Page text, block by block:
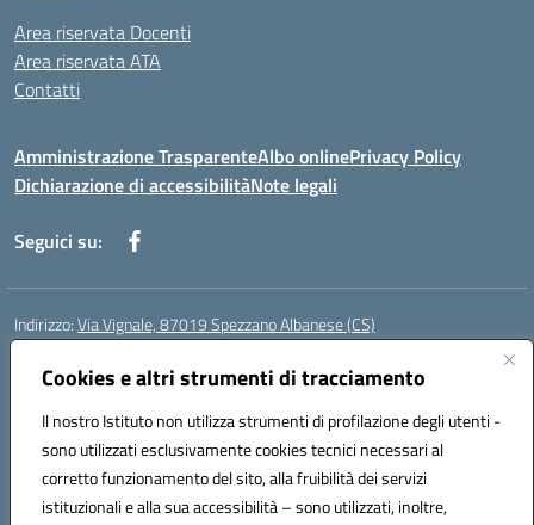
Cookies e altri strumenti di tracciamento
Il nostro Istituto non utilizza strumenti di profilazione degli utenti -
sono utilizzati esclusivamente cookies tecnici necessari al
corretto funzionamento del sito, alla fruibilità dei servizi
istituzionali e alla sua accessibilità – sono utilizzati, inoltre,
Area riservata Docenti
Area riservata ATA
Contatti
Amministrazione TrasparenteAlbo onlinePrivacy Policy
Dichiarazione di accessibilitàNote legali
Seguici su:
Indirizzo:Via Vignale, 87019 Spezzano Albanese (CS)
Centralino:
Posta elettronica certificata (PEC):csic878003@pec.istruzione.it
Codice fiscale: 94018300783
Codice meccanografico:CSIC878003
Codice Indice delle Pubbliche Amministrazioni (IPA): istsc_csic878003
Codice unico di fatturazione (CUF): UFK2HU